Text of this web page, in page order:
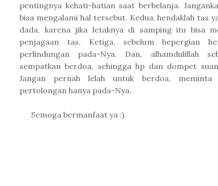
pentingnya kehati-hatian saat berbelanja.
bisa mengalami hal tersebut. Kedua, hendaklah tas
dada, karena jika letaknya di samping itu bisa
penjagaan tas. Ketiga, sebelum bepergian
perlindungan pada-Nya. Dan, alhamdulillah
sempatkan berdoa, sehingga hp dan dompet
Jangan pernah lelah untuk berdoa, meminta
pertolongan hanya pada-Nya.
Semoga bermanfaat ya :).